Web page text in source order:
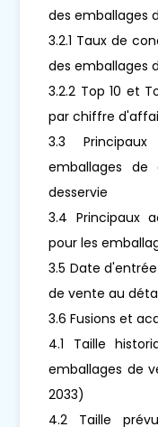
des emballages
3.2.1 Taux de
des emballages
3.2.2 Top 10 et
par chiffre
3.3
emballages
desservie
3.4 Principaux
pour les
3.5 Date
de vente au
3.6 Fusions et
4.1 Taille
emballages de
2033)
4.2 Taille